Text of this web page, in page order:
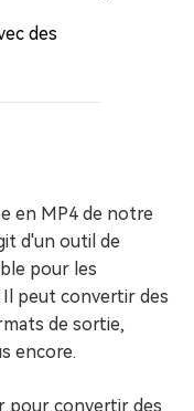
des
en MP4 de notre
d'un outil de
pour les
peut convertir des
de sortie,
encore.
pour convertir des